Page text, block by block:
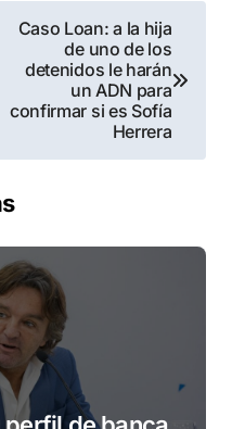
Caso Loan: a la hija
de uno de los
detenidos le harán
un ADN para
confirmar si es Sofía
Herrera